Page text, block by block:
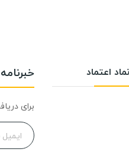
نماد اعتماد خبرنامه
برای